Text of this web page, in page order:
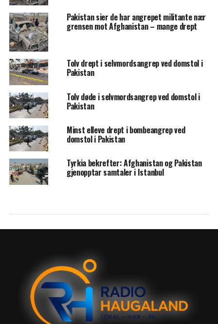
Pakistan sier de har angrepet militante nær
grensen mot Afghanistan – mange drept
Tolv drept i selvmordsangrep ved domstol i
Pakistan
Tolv døde i selvmordsangrep ved domstol i
Pakistan
Minst elleve drept i bombeangrep ved
domstol i Pakistan
Tyrkia bekrefter: Afghanistan og Pakistan
gjenopptar samtaler i Istanbul